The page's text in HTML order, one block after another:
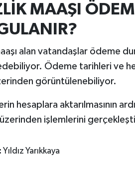
MAAŞI
alan vatandaşlar ödeme
Ödeme tarihleri ve
görüntülenebiliyor.
hesaplara aktarılmasının
işlemlerini
Yıldız Yarıkkaya